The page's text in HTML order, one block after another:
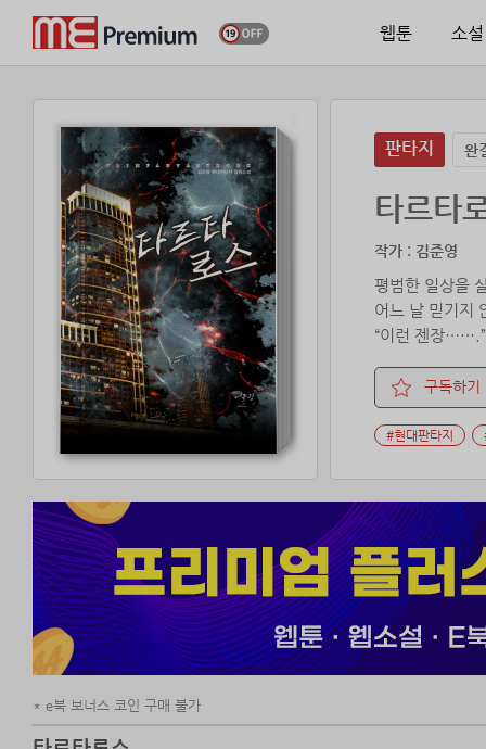
웹툰 소설
판타지 완
타르타
작가 : 김준영
평범한 일상을
어느 날 믿기지
“이런 젠장…….”
세상에 괴물들
신의 선택을 받
[죽.여.라.]
나는 내 몸을 분
구독하기
#현대판타지
e북 보너스 코인 구매 불가